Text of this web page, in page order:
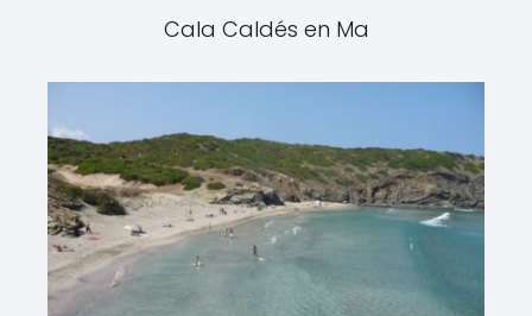
Cala Caldés en Ma